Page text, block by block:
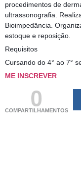
procedimentos de
ultrassonografia.
Bioimpedância.
estoque e reposição.
Requisitos
Cursando do 4° ao 7°
ME INSCREVER
0
COMPARTILHAMENTOS